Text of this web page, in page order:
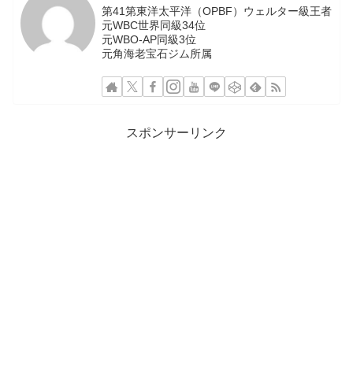
第41第東洋太平洋（OPBF）ウェルター級王者
元WBC世界同級34位
元WBO-AP同級3位
元角海老宝石ジム所属
スポンサーリンク